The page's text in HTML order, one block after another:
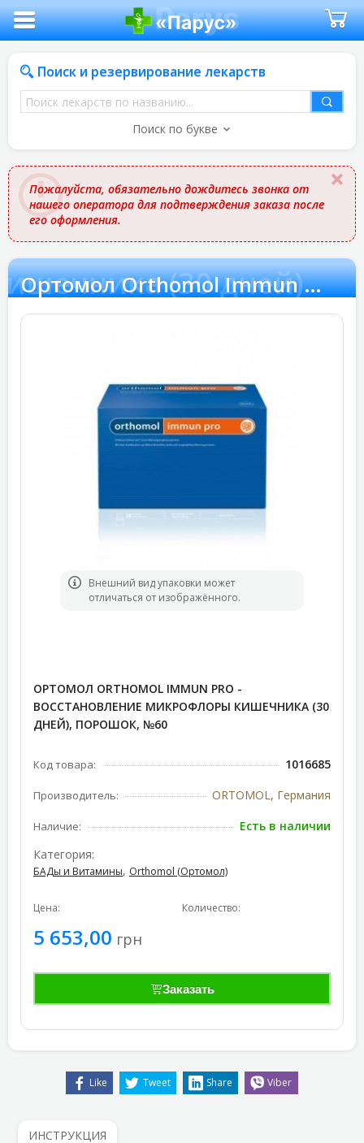
Поиск и резервирование лекарств
Поиск
лекарств
названию
Поиск по букве
Пожалуйста, обязательно дождитесь звонка от
нашего оператора для подтверждения заказа после
его оформления.
(30 дней)Ортомол Orthomol Immun Pro - восстановление микрофлоры кишечника (30 дней)
Bнешний вид упаковки может
отличаться от изображённого.
ОРТОМОЛ ORTHOMOL IMMUN PRO -
ВОССТАНОВЛЕНИЕ МИКРОФЛОРЫ КИШЕЧНИКА (30
ДНЕЙ), ПОРОШОК, №60
Код товара: 1016685
Производитель: ORTOMOL, Германия
Наличие:
Есть в наличии
Категория:
БАДы и Витамины, Orthomol (Ортомол)
Цена:
5 653,00 грн
Количество:
Заказать
Like Tweet Share Viber
ИНСТРУКЦИЯ